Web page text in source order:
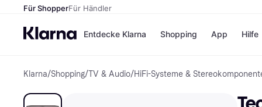
Für ShopperFür Händler
Entdecke Klarna
Zahlungsmethoden
Shopping
Shops
eBay
App Hilfe
Klarna/Shopping/TV & Audio/HiFi-Systeme &